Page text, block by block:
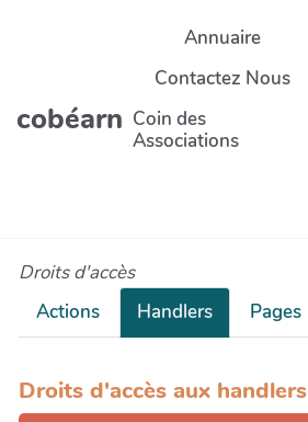
Aller au contenu principal
cobéarn
Annuaire
Contactez Nous
Coin des
Associations
Droits d'accès
Actions
Handlers Pages
Droits d'accès aux handlers